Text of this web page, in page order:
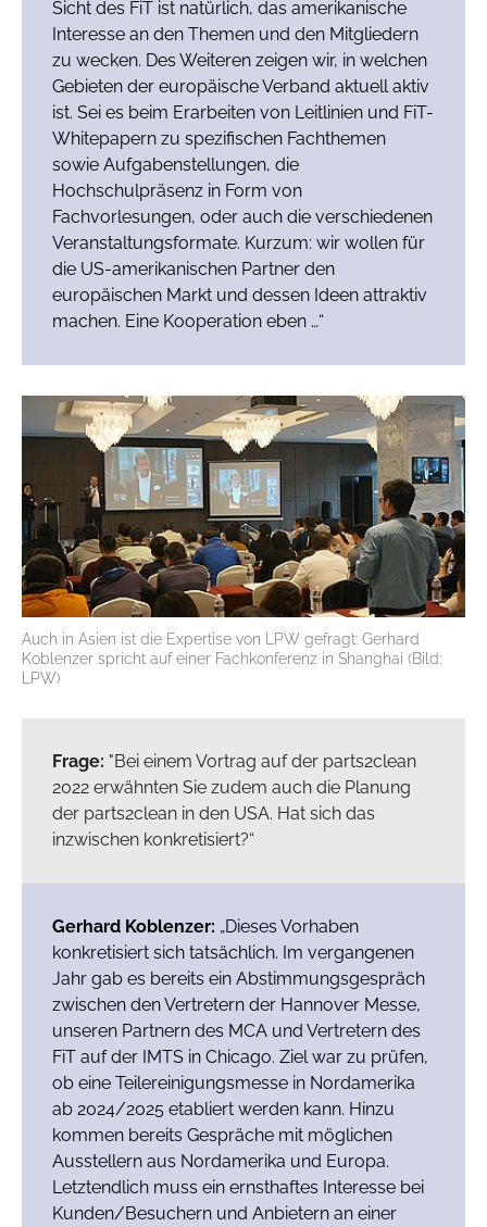
Sicht des FiT ist natürlich, das amerikanische
Interesse an den Themen und den Mitgliedern
zu wecken. Des Weiteren zeigen wir, in welchen
Gebieten der europäische Verband aktuell aktiv
ist. Sei es beim Erarbeiten von Leitlinien und FiT-
Whitepapern zu spezifischen Fachthemen
sowie Aufgabenstellungen, die
Hochschulpräsenz in Form von
Fachvorlesungen, oder auch die verschiedenen
Veranstaltungsformate. Kurzum: wir wollen für
die US-amerikanischen Partner den
europäischen Markt und dessen Ideen attraktiv
machen. Eine Kooperation eben …“
Auch in Asien ist die Expertise von LPW gefragt: Gerhard
Koblenzer spricht auf einer Fachkonferenz in Shanghai (Bild:
LPW)
Frage: "Bei einem Vortrag auf der parts2clean
2022 erwähnten Sie zudem auch die Planung
der parts2clean in den USA. Hat sich das
inzwischen konkretisiert?“
Gerhard Koblenzer: „Dieses Vorhaben
konkretisiert sich tatsächlich. Im vergangenen
Jahr gab es bereits ein Abstimmungsgespräch
zwischen den Vertretern der Hannover Messe,
unseren Partnern des MCA und Vertretern des
FiT auf der IMTS in Chicago. Ziel war zu prüfen,
ob eine Teilereinigungsmesse in Nordamerika
ab 2024/2025 etabliert werden kann. Hinzu
kommen bereits Gespräche mit möglichen
Ausstellern aus Nordamerika und Europa.
Letztendlich muss ein ernsthaftes Interesse bei
Kunden/Besuchern und Anbietern an einer